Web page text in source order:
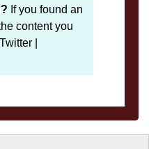
If you found an
content you
|